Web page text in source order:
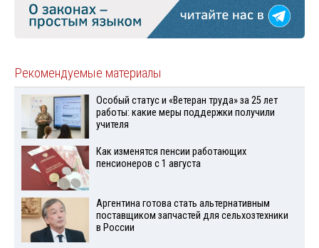
Рекомендуемые материалы
Особый статус и «Ветеран труда» за 25 лет
работы: какие меры поддержки получили
учителя
Как изменятся пенсии работающих
пенсионеров с 1 августа
Аргентина готова стать альтернативным
поставщиком запчастей для сельхозтехники
в России